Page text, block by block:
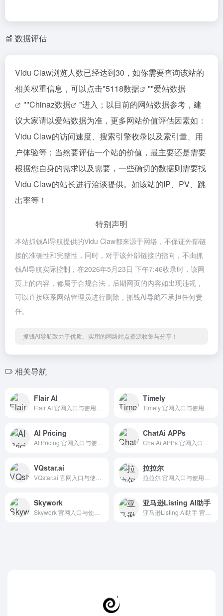
数据评估
Vidu Claw浏览人数已经达到30，如你需要查询该站的
相关权重信息，可以点击"5118数据 ""爱站数据
""Chinaz数据
"进入；以目前的网站数据参考，建
议大家请以爱站数据为准，更多网站价值评估因素如：
Vidu Claw的访问速度、搜索引擎收录以及索引量、用
户体验等；当然要评估一个站的价值，最主要还是需要
根据您自身的需求以及需要，一些确切的数据则需要找
Vidu Claw的站长进行洽谈提供。如该站的IP、PV、跳
出率等！
特别声明
本站抓钱AI导航提供的Vidu Claw都来源于网络，不保证外部链
接的准确性和完整性，同时，对于该外部链接的指向，不由抓
钱AI导航实际控制，在2026年5月23日 下午7:46收录时，该网
页上的内容，都属于合规合法，后期网页的内容如出现违规，
可以直接联系网站管理员进行删除，抓钱AI导航不承担任何责
任。
抓钱AI导航致力于优质、实用的网络站点资源收集与分享！
相关导航
Flair AI Timely
AI Pricing ChatAi APPs
VQstar.ai 拉拉尔
Skywork 亚马逊Listing AI助手